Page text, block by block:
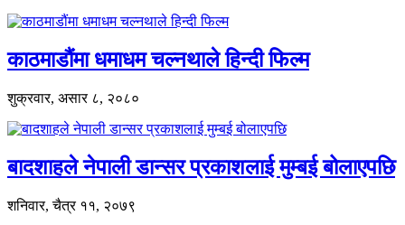
काठमाडौंमा धमाधम चल्नथाले हिन्दी फिल्म
शुक्रवार, असार ८, २०८०
बादशाहले नेपाली डान्सर प्रकाशलाई मुम्बई बोलाएपछि
शनिवार, चैत्र ११, २०७९